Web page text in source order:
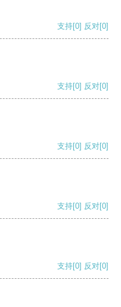
支持[0] 反对[0]
支持[0] 反对[0]
支持[0] 反对[0]
支持[0] 反对[0]
支持[0] 反对[0]